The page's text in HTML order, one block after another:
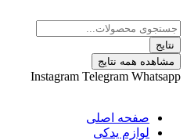
نتایج
Instagram Telegram
اصلی
یدکی